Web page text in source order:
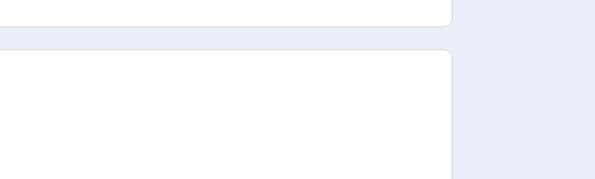
、双方に喜んでいただく「縁結び」が私たちの仕
全ての業務を一人で行う「専任体制」のため、じ